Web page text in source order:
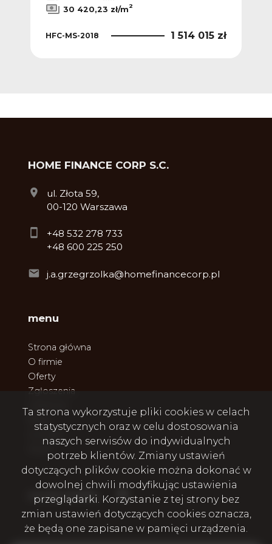
30 420,23 zł/m2
HFC-MS-2018 1 514 015 zł
HOME FINANCE CORP S.C.
ul. Złota 59,
00-120 Warszawa
+48 532 278 733
+48 600 225 250
j.a.grzegrzolka@homefinancecorp.pl
menu
Strona główna
O firmie
Oferty
Zgłoszenia
Kontakt
social media Facebook
Ta strona wykorzystuje pliki cookies w celach
statystycznych oraz w celu dostosowania
naszych serwisów do indywidualnych
potrzeb klientów. Zmiany ustawień
dotyczących plików cookie można dokonać w
dowolnej chwili modyfikując ustawienia
przeglądarki. Korzystanie z tej strony bez
zmian ustawień dotyczących cookies oznacza,
że będą one zapisane w pamięci urządzenia.